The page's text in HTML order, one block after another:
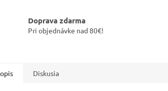
Doprava zdarma
Pri objednávke nad 80€!
Diskusia